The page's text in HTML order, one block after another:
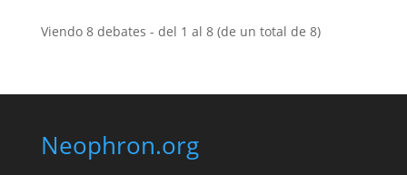
Viendo 8 debates - del 1 al 8 (de un total de 8)
Neophron.org